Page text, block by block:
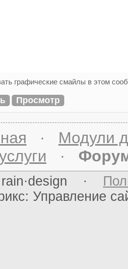
графические смайлы в этом
· Модули
·
·
Управление